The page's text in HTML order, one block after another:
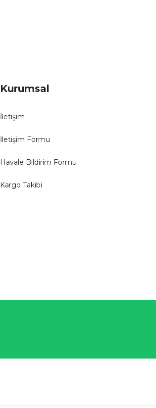
Kurumsal
İletişim
İletişim Formu
Havale Bildirim Formu
Kargo Takibi